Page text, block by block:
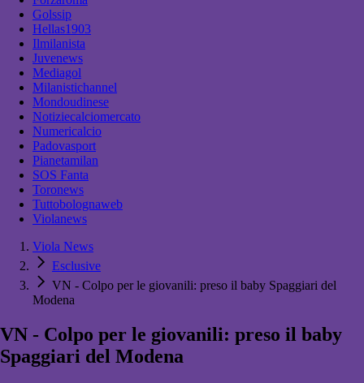
Golssip
Hellas1903
Ilmilanista
Juvenews
Mediagol
Milanistichannel
Mondoudinese
Notiziecalciomercato
Numericalcio
Padovasport
Pianetamilan
SOS Fanta
Toronews
Tuttobolognaweb
Violanews
Viola News
Esclusive
VN - Colpo per le giovanili: preso il baby Spaggiari del
Modena
VN - Colpo per le giovanili: preso il baby
Spaggiari del Modena